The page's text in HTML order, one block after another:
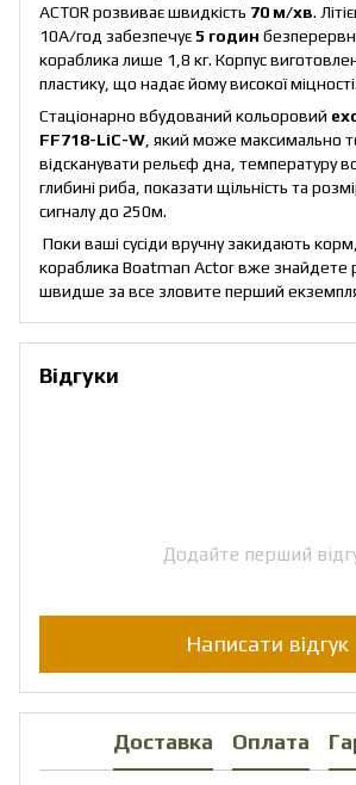
ACTOR розвиває швидкість 70 м/хв.
10А/год забезпечує 5 годин
кораблика лише 1,8 кг. Корпус
пластику, що надає йому високої міцності.
Стаціонарно вбудований кольоровий
FF718-LiC-W , який може максимально
відсканувати рельєф дна, температуру
глибині риба, показати щільність та
сигналу до 250м.
Поки ваші сусіди вручну закидають
кораблика Boatman Actor вже знайдете
швидше за все зловите перший
Відгуки
Додайте перший
Написати відгук
Доставка Оплата